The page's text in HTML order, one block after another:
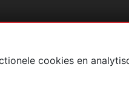
cookies en